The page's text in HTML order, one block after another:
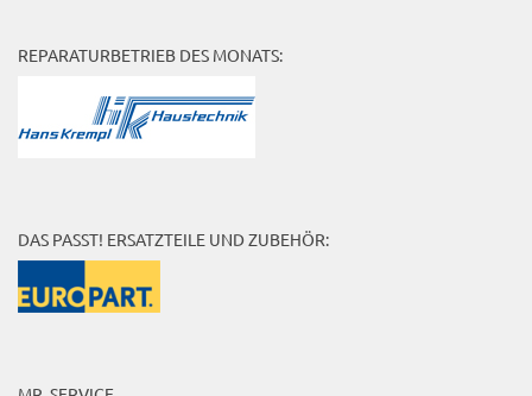
REPARATURBETRIEB DES MONATS:
DAS PASST! ERSATZTEILE UND ZUBEHÖR: